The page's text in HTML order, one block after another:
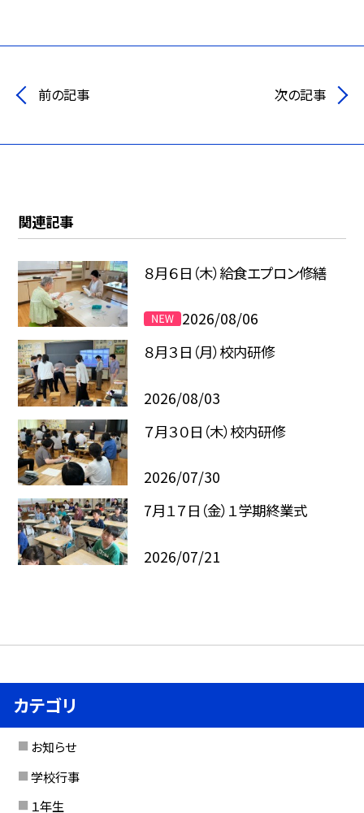
前の記事 次の記事
関連記事
８月６日（木）給食エプロン修繕
2026/08/06
８月３日（月）校内研修
2026/08/03
７月３０日（木）校内研修
2026/07/30
7月１７日（金）１学期終業式
2026/07/21
カテゴリ
お知らせ
学校行事
１年生